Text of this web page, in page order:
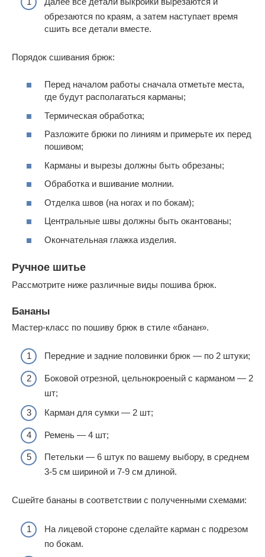
обрезаются по краям, а затем наступает время
сшить все детали вместе.
Порядок сшивания брюк:
Перед началом работы сначала отметьте места,
где будут располагаться карманы;
Термическая обработка;
Разложите брюки по линиям и примерьте их перед
пошивом;
Карманы и вырезы должны быть обрезаны;
Обработка и вшивание молнии.
Отделка швов (на ногах и по бокам);
Центральные швы должны быть окантованы;
Окончательная глажка изделия.
Ручное шитье
Рассмотрите ниже различные виды пошива брюк.
Бананы
Мастер-класс по пошиву брюк в стиле «банан».
Передние и задние половинки брюк — по 2 штуки;
Боковой отрезной, цельнокроеный с карманом — 2
шт;
Карман для сумки — 2 шт;
Ремень — 4 шт;
Петельки — 6 штук по вашему выбору, в среднем
3-5 см шириной и 7-9 см длиной.
Сшейте бананы в соответствии с полученными схемами:
На лицевой стороне сделайте карман с подрезом
по бокам.